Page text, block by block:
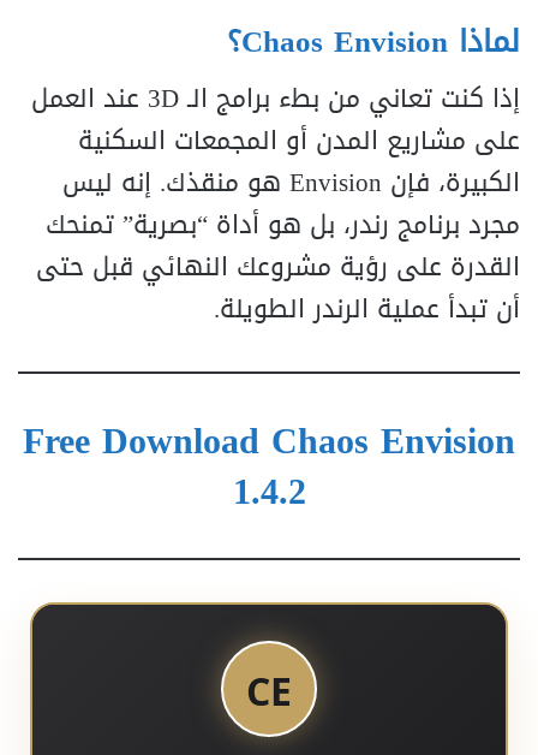
لماذا Chaos Envision؟
إذا كنت تعاني من بطء برامج الـ 3D عند العمل
على مشاريع المدن أو المجمعات السكنية
الكبيرة، فإن Envision هو منقذك. إنه ليس
مجرد برنامج رندر، بل هو أداة “بصرية” تمنحك
القدرة على رؤية مشروعك النهائي قبل حتى
أن تبدأ عملية الرندر الطويلة.
Free Download Chaos Envision
1.4.2
CE